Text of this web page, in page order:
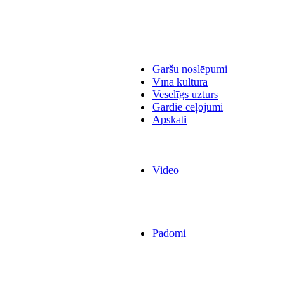
Garšu noslēpumi
Vīna kultūra
Veselīgs uzturs
Gardie ceļojumi
Apskati
Video
Padomi